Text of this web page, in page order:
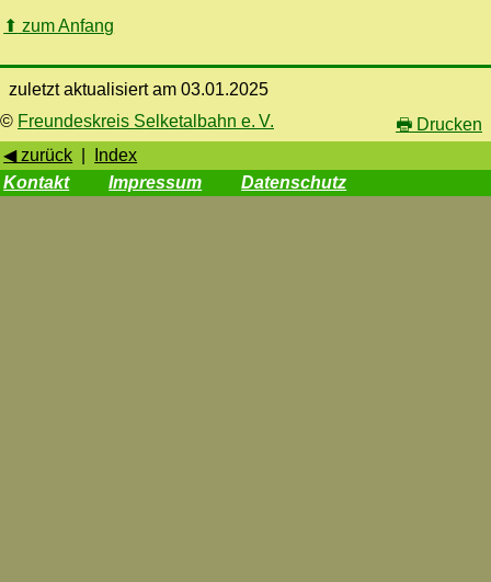
⬆ zum Anfang
zuletzt aktualisiert am 03.01.2025
© Freundeskreis Selketalbahn e. V. 🖶 Drucken
◀ zurück
Index
Kontakt
Impressum Datenschutz